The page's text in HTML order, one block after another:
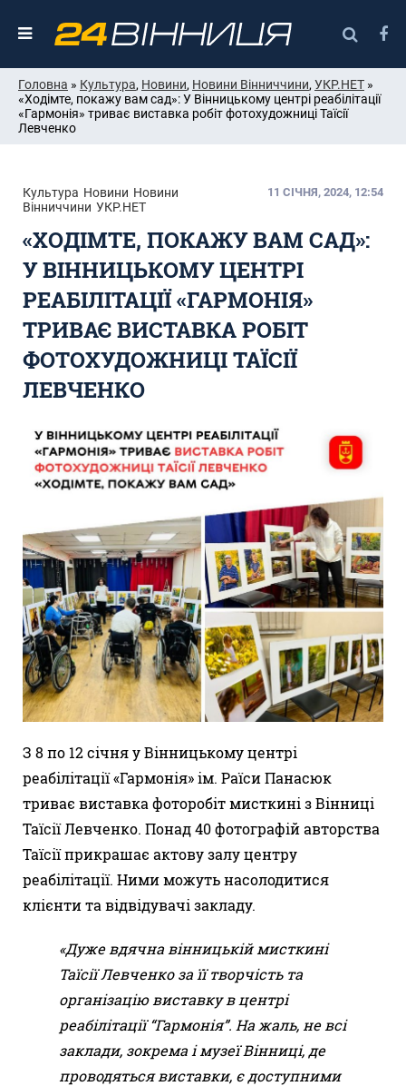
Головна » Культура, Новини, Новини Вінниччини, УКР.НЕТ »
«Ходімте, покажу вам сад»: У Вінницькому центрі реабілітації
«Гармонія» триває виставка робіт фотохудожниці Таїсії
Левченко
Культура Новини Новини
Вінниччини УКР.НЕТ
11 СІЧНЯ, 2024, 12:54
«ХОДІМТЕ, ПОКАЖУ ВАМ САД»:
У ВІННИЦЬКОМУ ЦЕНТРІ
РЕАБІЛІТАЦІЇ «ГАРМОНІЯ»
ТРИВАЄ ВИСТАВКА РОБІТ
ФОТОХУДОЖНИЦІ ТАЇСІЇ
ЛЕВЧЕНКО
З 8 по 12 січня у Вінницькому центрі
реабілітації «Гармонія» ім. Раїси Панасюк
триває виставка фоторобіт мисткині з Вінниці
Таїсії Левченко. Понад 40 фотографій авторства
Таїсії прикрашає актову залу центру
реабілітації. Ними можуть насолодитися
клієнти та відвідувачі закладу.
«Дуже вдячна вінницькій мисткині
Таїсії Левченко за її творчість та
організацію виставку в центрі
реабілітації “Гармонія”. На жаль, не всі
заклади, зокрема і музеї Вінниці, де
проводяться виставки, є доступними